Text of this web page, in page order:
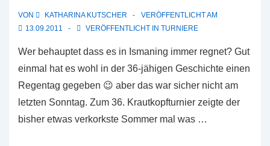
VON KATHARINA KUTSCHER
VERÖFFENTLICHT AM
13.09.2011
VERÖFFENTLICHT IN TURNIERE
Wer behauptet dass es in Ismaning immer regnet? Gut
einmal hat es wohl in der 36-jähigen Geschichte einen
Regentag gegeben 😉 aber das war sicher nicht am
letzten Sonntag. Zum 36. Krautkopfturnier zeigte der
bisher etwas verkorkste Sommer mal was …